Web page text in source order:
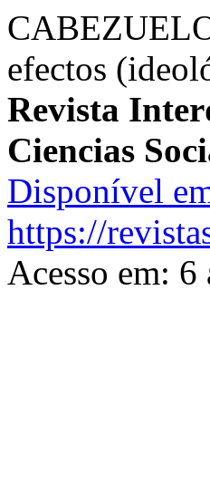
efectos
Revista
Ciencias
Disponível
https://
Acesso em: 6